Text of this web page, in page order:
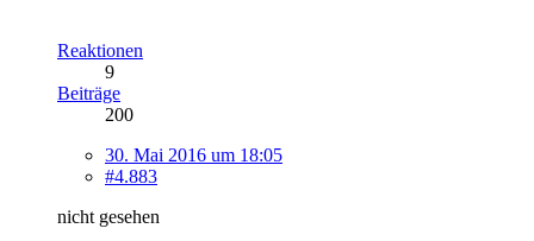
Reaktionen
9
Beiträge
200
30. Mai 2016 um 18:05
#4.883
nicht gesehen